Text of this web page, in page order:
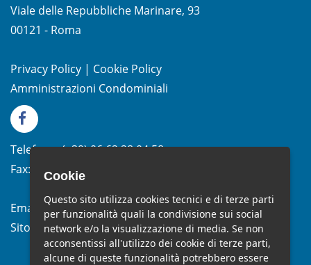
Viale delle Repubbliche Marinare, 93
00121 - Roma
Privacy Policy | Cookie Policy
Amministrazioni Condominiali
Telefono:(+39)06.62.28.04.58
Fax:
(+39) 06.99.33.19.10
Email: info@studiomelchiorri.it
Sito Web:www.stmelchiorri.it
Cookie
Questo sito utilizza cookies tecnici e di terze parti
per funzionalità quali la condivisione sui social
network e/o la visualizzazione di media. Se non
acconsentissi all'utilizzo dei cookie di terze parti,
alcune di queste funzionalità potrebbero essere